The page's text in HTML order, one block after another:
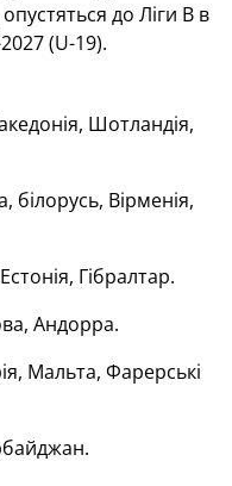
до Ліги B в
(U-19).
Шотландія,
білорусь, Вірменія,
Гібралтар.
Андорра.
Мальта, Фарерські